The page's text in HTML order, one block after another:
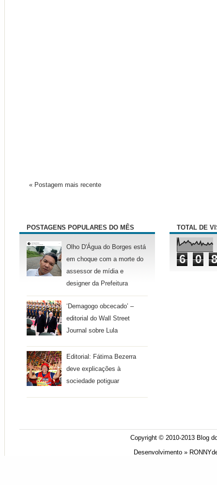
« Postagem mais recente
POSTAGENS POPULARES DO MÊS
Olho D'Água do Borges está
em choque com a morte do
assessor de mídia e
designer da Prefeitura
‘Demagogo obcecado’ –
editorial do Wall Street
Journal sobre Lula
Editorial: Fátima Bezerra
deve explicações à
sociedade potiguar
TOTAL DE
6 0 8
Copyright © 2010-2013 Blog
Desenvolvimento »